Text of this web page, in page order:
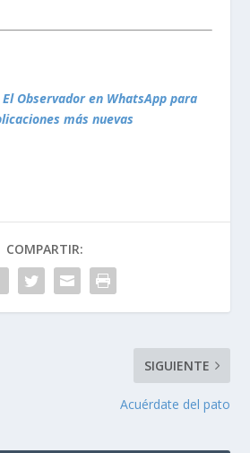
Observador en WhatsApp para
más nuevas
COMPARTIR:
SIGUIENTE
Acuérdate del pato